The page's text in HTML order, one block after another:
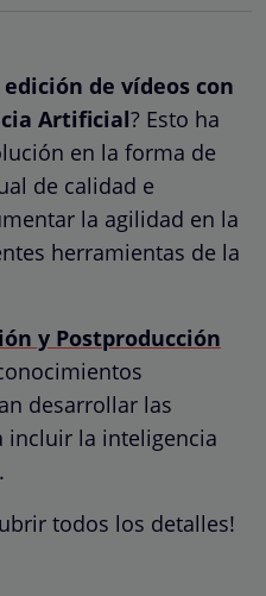
edición de vídeos con
Artificial? Esto ha
en la forma de
de calidad e
la agilidad en la
herramientas de la
y Postproducción
desarrollar las
incluir la inteligencia
todos los detalles!